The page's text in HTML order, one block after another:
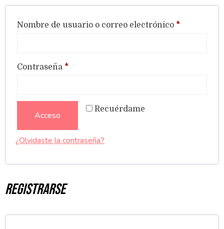
Nombre de usuario o correo electrónico *
Contraseña *
Recuérdame
Acceso
¿Olvidaste la contraseña?
Registrarse